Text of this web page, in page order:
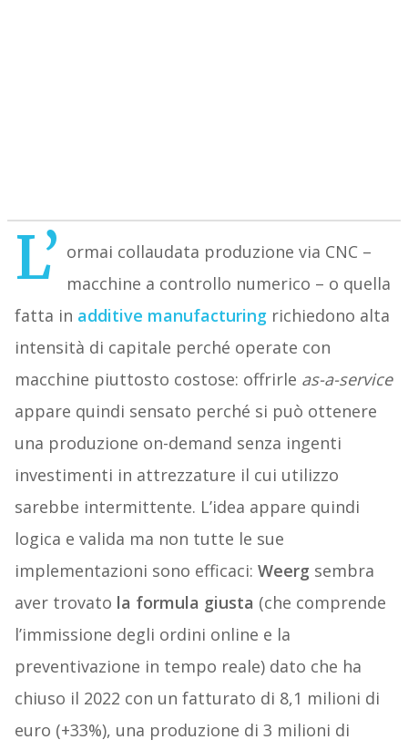
L’ ormai collaudata produzione via CNC –
macchine a controllo numerico – o quella
fatta in additive manufacturingrichiedono alta
intensità di capitale perché operate con
macchine piuttosto costose: offrirle as-a-service
appare quindi sensato perché si può ottenere
una produzione on-demand senza ingenti
investimenti in attrezzature il cui utilizzo
sarebbe intermittente. L’idea appare quindi
logica e valida ma non tutte le sue
implementazioni sono efficaci: Weerg sembra
aver trovato la formula giusta (che comprende
l’immissione degli ordini online e la
preventivazione in tempo reale) dato che ha
chiuso il 2022 con un fatturato di 8,1 milioni di
euro (+33%), una produzione di 3 milioni di